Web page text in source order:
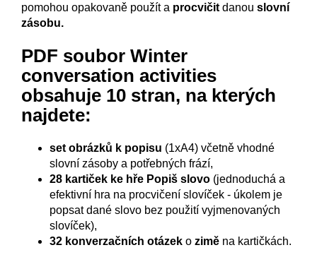
pomohou opakovaně použít a procvičit danou slovní
zásobu.
PDF soubor Winter
conversation activities
obsahuje 10 stran, na kterých
najdete:
set obrázků k popisu (1xA4) včetně vhodné
slovní zásoby a potřebných frází,
28 kartiček ke hře Popiš slovo (jednoduchá a
efektivní hra na procvičení slovíček - úkolem je
popsat dané slovo bez použití vyjmenovaných
slovíček),
32 konverzačních otázek o zimě na kartičkách.